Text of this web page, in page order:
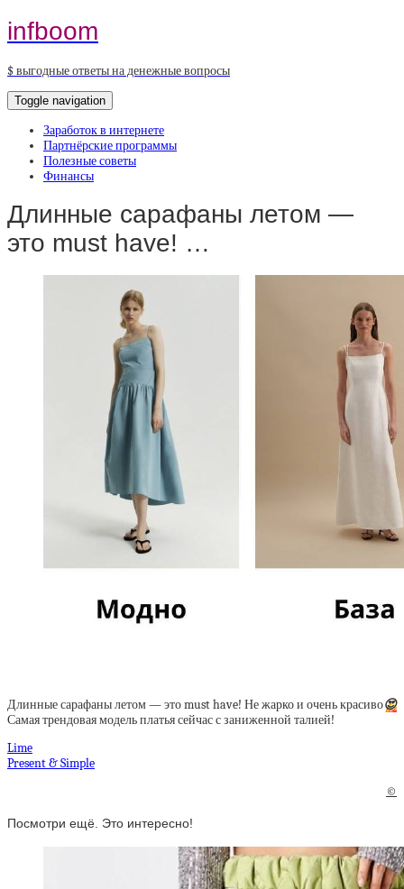
infboom
$ выгодные ответы на денежные вопросы
Toggle navigation
Заработок в интернете
Партнёрские программы
Полезные советы
Финансы
Длинные сарафаны летом —
это must have! …
Длинные сарафаны летом — это must have! Не жарко и очень красиво😍
Самая трендовая модель платья сейчас с заниженной талией!
Lime
Present & Simple
©
Посмотри ещё. Это интересно!